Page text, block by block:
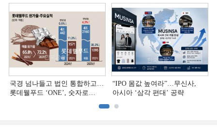
국경 넘나들고 법인 통합하고…
롯데웰푸드 ‘ONE’, 숫자로
“IPO 몸값 높여라”…무신사,
아시아 ‘삼각 편대’ 공략